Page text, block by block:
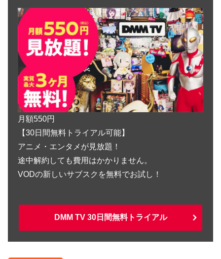
月額550円
【30日間無料トライアル可能】
アニメ・エンタメが見放題！
途中解約しても費用はかかりません。
VODの新しいサブスクを無料でお試し！
DMM TV 30日間無料トライアル